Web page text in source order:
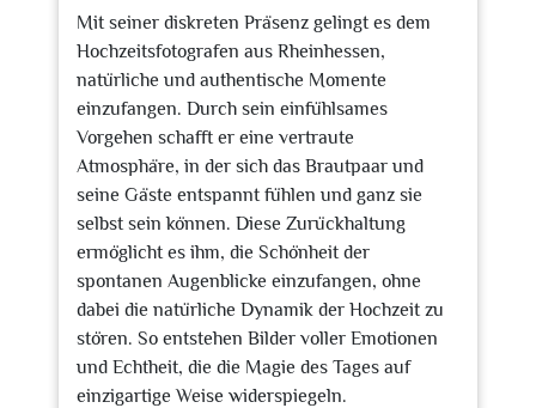
Mit seiner diskreten Präsenz gelingt es dem
Hochzeitsfotografen aus Rheinhessen,
natürliche und authentische Momente
einzufangen. Durch sein einfühlsames
Vorgehen schafft er eine vertraute
Atmosphäre, in der sich das Brautpaar und
seine Gäste entspannt fühlen und ganz sie
selbst sein können. Diese Zurückhaltung
ermöglicht es ihm, die Schönheit der
spontanen Augenblicke einzufangen, ohne
dabei die natürliche Dynamik der Hochzeit zu
stören. So entstehen Bilder voller Emotionen
und Echtheit, die die Magie des Tages auf
einzigartige Weise widerspiegeln.